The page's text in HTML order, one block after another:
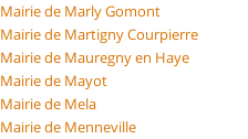
Mairie de Marly Gomont
Mairie de Martigny Courpierre
Mairie de Mauregny en Haye
Mairie de Mayot
Mairie de Mela
Mairie de Menneville